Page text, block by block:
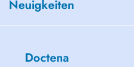
Neuigkeiten
Doctena